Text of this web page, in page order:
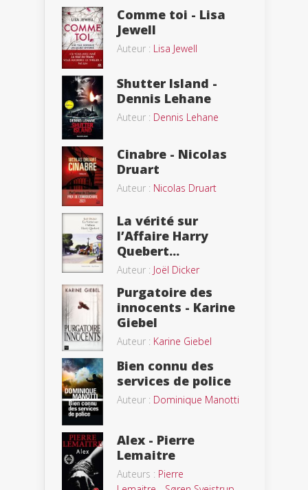
Comme toi - Lisa
Jewell
Auteur : Lisa Jewell
Shutter Island -
Dennis Lehane
Auteur : Dennis Lehane
Cinabre - Nicolas
Druart
Auteur : Nicolas Druart
La vérité sur
l’Affaire Harry
Quebert...
Auteur : Joël Dicker
Purgatoire des
innocents - Karine
Giebel
Auteur : Karine Giebel
Bien connu des
services de police
Auteur : Dominique Manotti
Alex - Pierre
Lemaitre
Auteurs : Pierre